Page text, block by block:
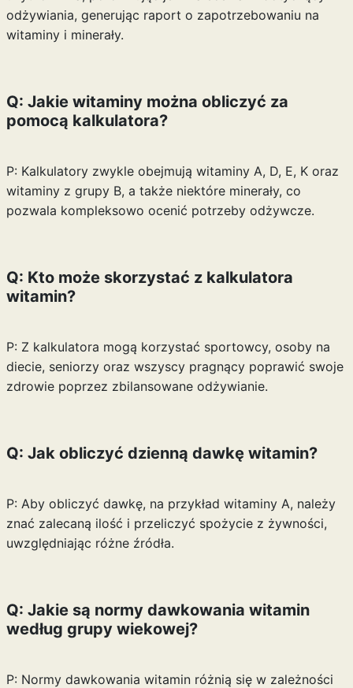
odżywiania, generując raport o zapotrzebowaniu na
witaminy i minerały.
Q: Jakie witaminy można obliczyć za
pomocą kalkulatora?
P: Kalkulatory zwykle obejmują witaminy A, D, E, K oraz
witaminy z grupy B, a także niektóre minerały, co
pozwala kompleksowo ocenić potrzeby odżywcze.
Q: Kto może skorzystać z kalkulatora
witamin?
P: Z kalkulatora mogą korzystać sportowcy, osoby na
diecie, seniorzy oraz wszyscy pragnący poprawić swoje
zdrowie poprzez zbilansowane odżywianie.
Q: Jak obliczyć dzienną dawkę witamin?
P: Aby obliczyć dawkę, na przykład witaminy A, należy
znać zalecaną ilość i przeliczyć spożycie z żywności,
uwzględniając różne źródła.
Q: Jakie są normy dawkowania witamin
według grupy wiekowej?
P: Normy dawkowania witamin różnią się w zależności